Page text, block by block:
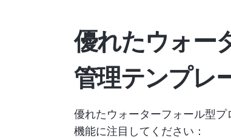
優れたウォー
管理テンプレ
優れたウォーターフォール型
機能に注目してください：